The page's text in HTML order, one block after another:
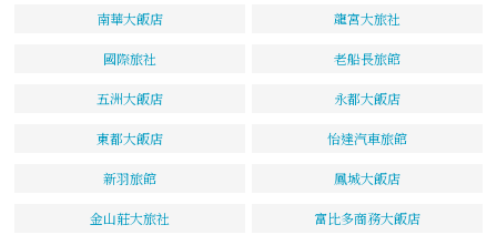
南華大飯店 龍宮大旅社
國際旅社 老船長旅館
五洲大飯店 永都大飯店
東都大飯店 怡達汽車旅館
新羽旅館 鳳城大飯店
金山莊大旅社 富比多商務大飯店